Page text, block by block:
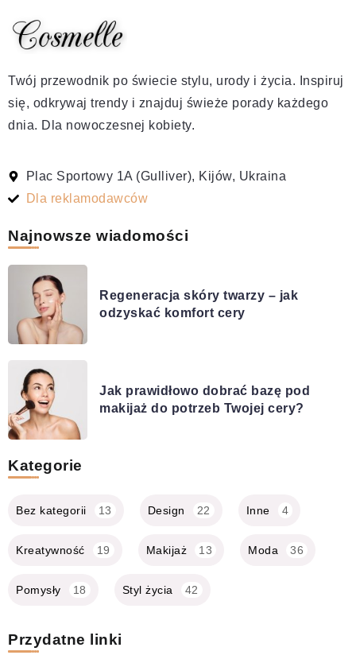
Twój przewodnik po świecie stylu, urody i życia. Inspiruj
się, odkrywaj trendy i znajduj świeże porady każdego
dnia. Dla nowoczesnej kobiety.
Plac Sportowy 1A (Gulliver), Kijów, Ukraina
Dla reklamodawców
Najnowsze wiadomości
Regeneracja skóry twarzy – jak
odzyskać komfort cery
Jak prawidłowo dobrać bazę pod
makijaż do potrzeb Twojej cery?
Kategorie
Bez kategorii 13 Design 22 Inne 4
Kreatywność 19 Makijaż 13 Moda 36
Pomysły 18 Styl życia 42
Przydatne linki